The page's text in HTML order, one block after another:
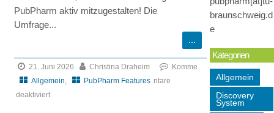
PubPharm aktiv mitzugestalten! Die
Umfrage...
21. Juni 2026
Christina Draheim
Allgemein, PubPharm Features
Komme
ntare
deaktiviert
braunschweig.d
e
Kategorien
Allgemein
Discovery
System